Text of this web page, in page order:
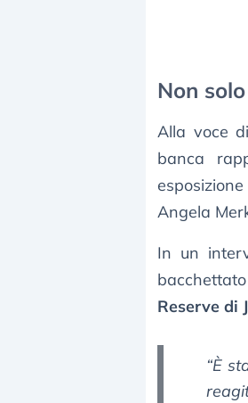
Non
Alla voce
banca
Angela
In un
Reserve di
“È